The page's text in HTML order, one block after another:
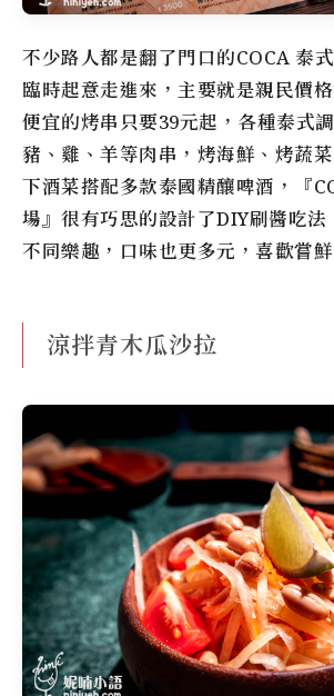
不少路人都是翻了門口的COCA 泰
臨時起意走進來，主要就是親民價
便宜的烤串只要39元起，各種泰式
豬、雞、羊等肉串，烤海鮮、烤蔬
下酒菜搭配多款泰國精釀啤酒，『
場』很有巧思的設計了DIY刷醬吃法
不同樂趣，口味也更多元，喜歡嘗
涼拌青木瓜沙拉